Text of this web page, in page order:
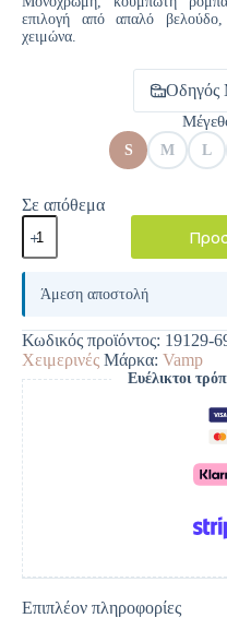
επιλογή από απαλό
χειμώνα.
Οδηγός
S M L
Σε απόθεμα
A
e
r
n
a
t
i
v
e
:
Άμεση αποστολή
Κωδικός προϊόντος: 19129-
Χειμερινές Μάρκα: Vamp
Ευέλικτοι
Επιπλέον πληροφορίες